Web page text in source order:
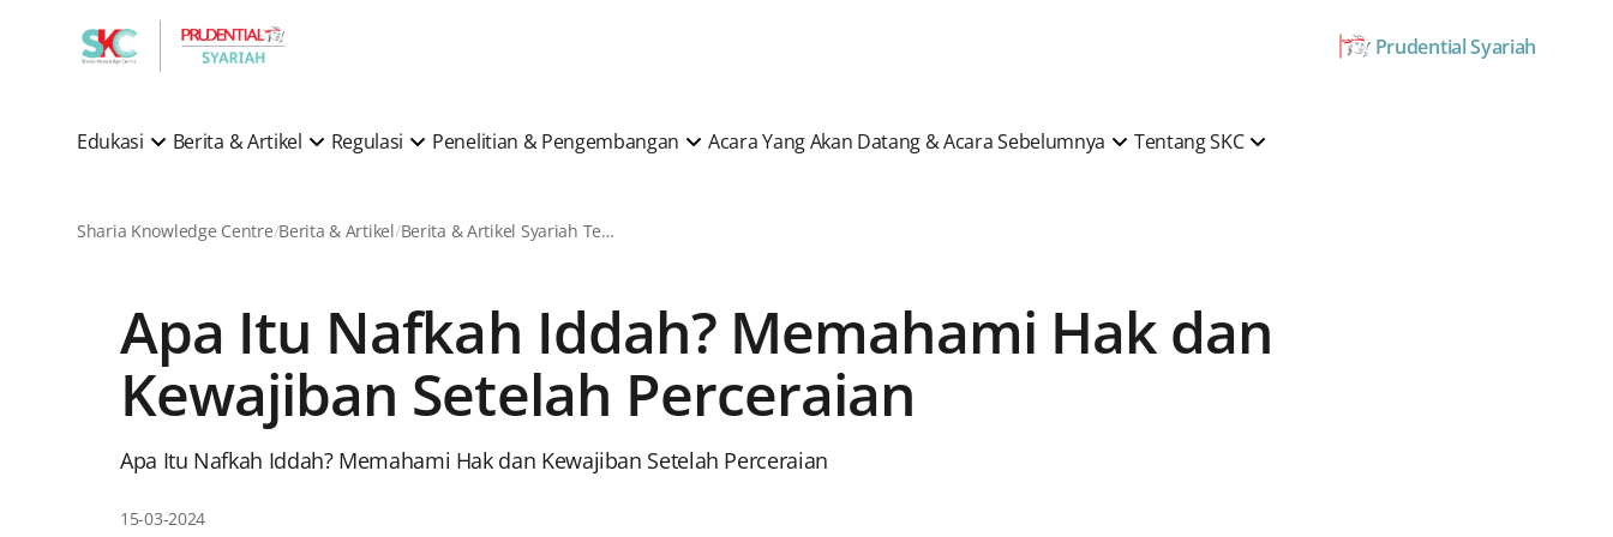
Prudential Syariah
Edukasi Berita & Artikel Regulasi Penelitian & Pengembangan Acara Yang Akan Datang & Acara Sebelumnya Tentang SKC
Sharia Knowledge Centre Berita & Artikel Berita & Artikel Syariah Terkini
Apa Itu Nafkah Iddah? Memahami Hak dan
Kewajiban Setelah Perceraian
Apa Itu Nafkah Iddah? Memahami Hak dan Kewajiban Setelah Perceraian
15-03-2024